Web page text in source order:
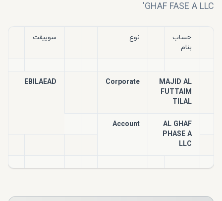
GHAF FASE A LLC'
حساب
بنام
نوع سوییفت
MAJID AL
FUTTAIM
TILAL
Corporate
EBILAEAD
AL GHAF
PHASE A
LLC
Account